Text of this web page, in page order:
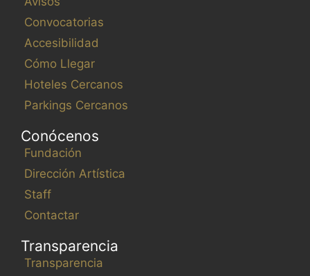
Convocatorias
Accesibilidad
Cómo Llegar
Hoteles Cercanos
Parkings Cercanos
Conócenos
Fundación
Dirección Artística
Staff
Contactar
Transparencia
Transparencia